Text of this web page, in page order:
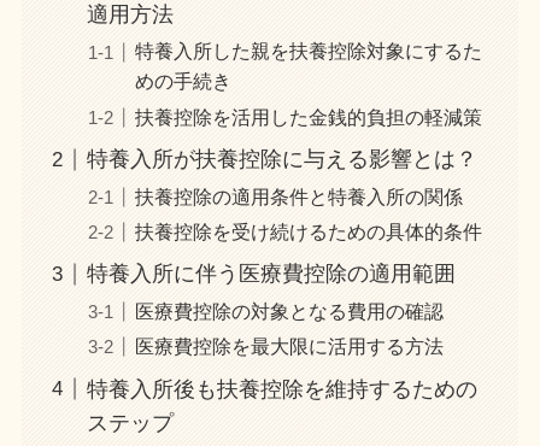
適用方法
特養入所した親を扶養控除対象にするた
めの手続き
扶養控除を活用した金銭的負担の軽減策
特養入所が扶養控除に与える影響とは？
扶養控除の適用条件と特養入所の関係
扶養控除を受け続けるための具体的条件
特養入所に伴う医療費控除の適用範囲
医療費控除の対象となる費用の確認
医療費控除を最大限に活用する方法
特養入所後も扶養控除を維持するための
ステップ